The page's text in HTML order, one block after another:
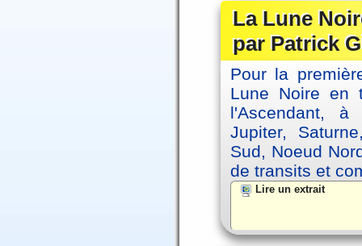
La Lune
par Patrick
Pour la
Lune Noire en
l'Ascendant,
Jupiter,
Sud, Noeud
de transits et
Lire un extrait